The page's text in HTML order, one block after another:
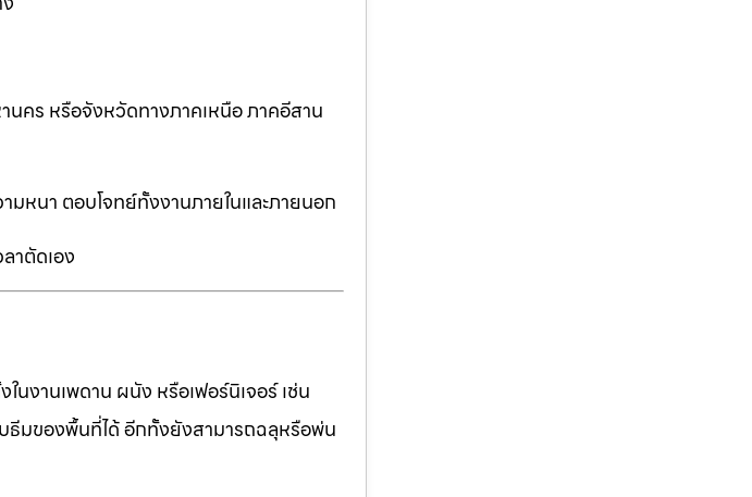
คร หรือจังหวัดทางภาคเหนือ ภาคอีสาน
หนา ตอบโจทย์ทั้งงานภายในและภายนอก
าตัดเอง
งานเพดาน ผนัง หรือเฟอร์นิเจอร์ เช่น
ธีมของพื้นที่ได้ อีกทั้งยังสามารถฉลุหรือพ่น